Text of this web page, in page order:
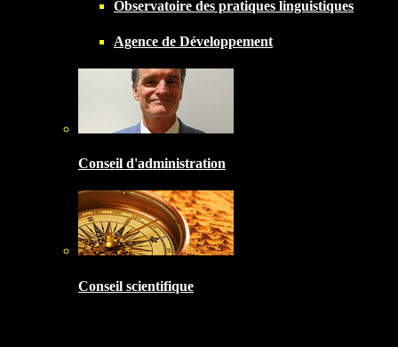
Observatoire des pratiques linguistiques
Agence de Développement
Conseil d'administration
Conseil scientifique